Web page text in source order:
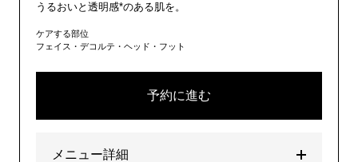
うるおいと透明感*のある肌を。
ケアする部位
フェイス・デコルテ・ヘッド・フット
予約に進む
メニュー詳細